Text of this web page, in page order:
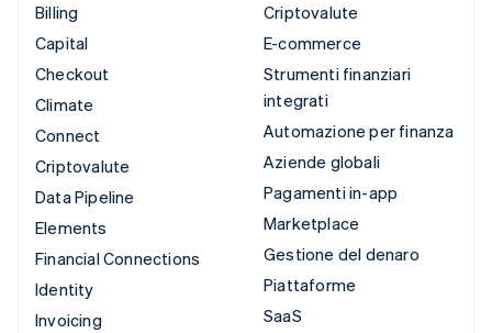
Billing
Capital
Checkout
Climate
Connect
Criptovalute
Data Pipeline
Elements
Financial Connections
Identity
Invoicing
Criptovalute
E-commerce
Strumenti finanziari
integrati
Automazione per finanza
Aziende globali
Pagamenti in-app
Marketplace
Gestione del denaro
Piattaforme
SaaS